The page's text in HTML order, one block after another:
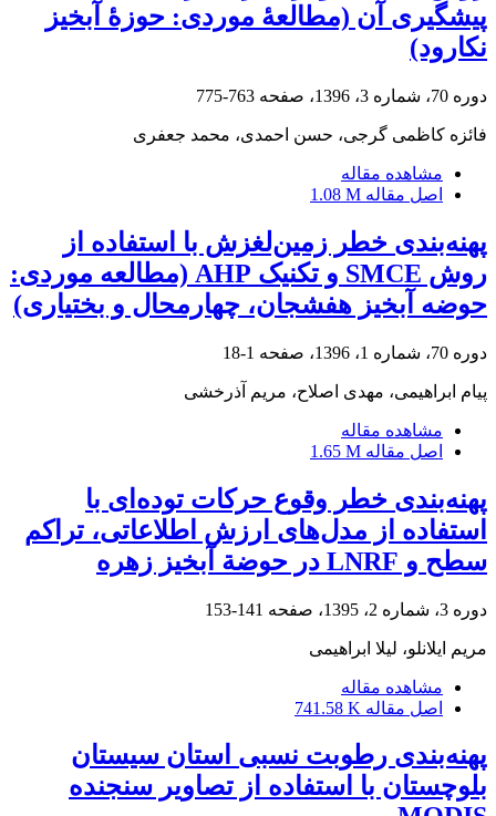
پیشگیری آن (مطالعۀ موردی: حوزۀ آبخیز
نکارود)
دوره 70، شماره 3، 1396، صفحه 763-775
فائزه کاظمی گرجی، حسن احمدی، محمد جعفری
مشاهده مقاله
اصل مقاله 1.08 M
پهنه‌بندی خطر زمین‌لغزش با استفاده از
روش SMCE و تکنیک AHP (مطالعه موردی:
حوضه آبخیز هفشجان، چهارمحال و بختیاری)
دوره 70، شماره 1، 1396، صفحه 1-18
پیام ابراهیمی، مهدی اصلاح، مریم آذرخشی
مشاهده مقاله
اصل مقاله 1.65 M
پهنه‌بندی خطر وقوع حرکات توده‌ای با
استفاده از مدل‌های ارزش اطلاعاتی، تراکم
سطح و LNRF در حوضة آبخیز زهره
دوره 3، شماره 2، 1395، صفحه 141-153
مریم ایلانلو، لیلا ابراهیمی
مشاهده مقاله
اصل مقاله 741.58 K
پهنه‌بندی رطوبت نسبی استان سیستان
بلوچستان با استفاده از تصاویر سنجنده